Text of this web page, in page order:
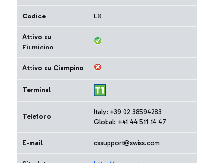
Codice LX
Attivo su
Fiumicino
Attivo su Ciampino
Terminal
Telefono
Italy: +39 02 38594283
Global: +41 44 511 14 47
E-mail cssupport@swiss.com